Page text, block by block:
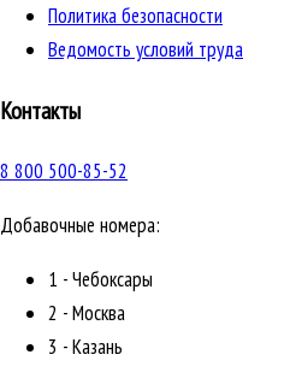
Политика безопасности
Ведомость условий труда
Контакты
8 800 500-85-52
Добавочные номера:
1 - Чебоксары
2 - Москва
3 - Казань